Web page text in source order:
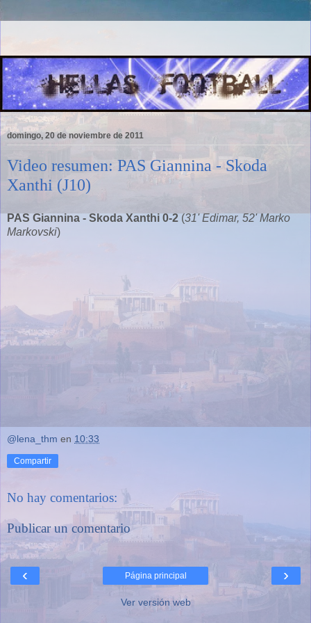
domingo, 20 de noviembre de 2011
Video resumen: PAS Giannina - Skoda
Xanthi (J10)
PAS Giannina - Skoda Xanthi 0-2 (31' Edimar, 52' Marko
Markovski)
@lena_thm en 10:33
Compartir
No hay comentarios:
Publicar un comentario
‹ ›
Página principal
Ver versión web